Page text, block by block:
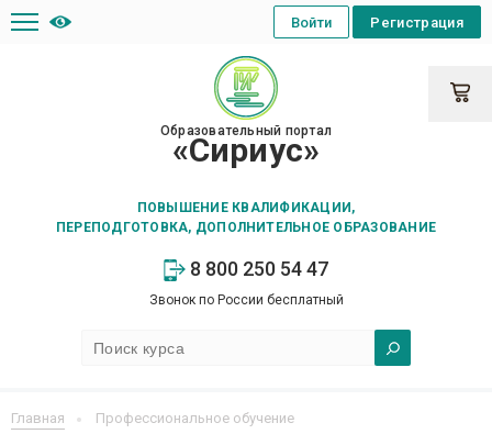
Образовательный портал
«Сириус»
ПОВЫШЕНИЕ КВАЛИФИКАЦИИ,
ПЕРЕПОДГОТОВКА, ДОПОЛНИТЕЛЬНОЕ ОБРАЗОВАНИЕ
8 800 250 54 47
Звонок по России бесплатный
Регистрация
Войти
Главная Профессиональное обучение